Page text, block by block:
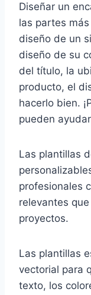
Diseñar un
las partes
diseño de un
diseño de su
del título, la
producto, el
hacerlo bien.
pueden
Las plantillas
profesionales
relevantes
proyectos.
Las plantillas
vectorial para
texto, los